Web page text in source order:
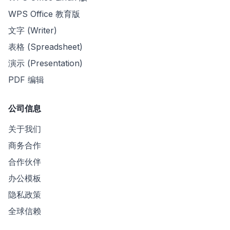
WPS Office 教育版
文字 (Writer)
表格 (Spreadsheet)
演示 (Presentation)
PDF 编辑
公司信息
关于我们
商务合作
合作伙伴
办公模板
隐私政策
全球信赖